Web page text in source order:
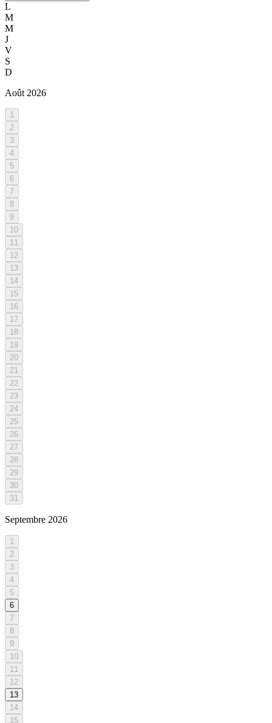
L
M
M
J
V
S
D
Août 2026
1
2
3
4
5
6
7
8
9
10
11
12
13
14
15
16
17
18
19
20
21
22
23
24
25
26
27
28
29
30
31
Septembre 2026
1
2
3
4
5
6
7
8
9
10
11
12
13
14
15